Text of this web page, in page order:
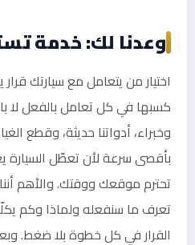
وعدنا لك: خدمة
اختيار من يتعامل مع سيارتك
كسبها في كل تعامل بالفعل لا
وخبراء، أدواتنا حديثة، وقطع
بأقصى سرعة لأن تعطّل
تحترم موقعك ووقتك. والأهم
تعرف ما سنفعله ولماذا وكم
القرار في كل خطوة بلا ضغط.